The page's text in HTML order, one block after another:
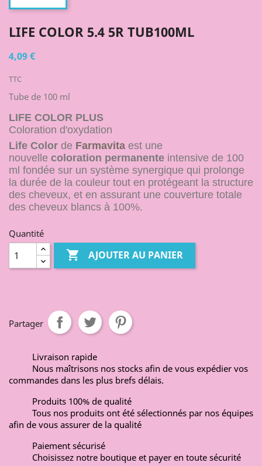
LIFE COLOR 5.4 5R TUB100ML
4,09 €
TTC
Tube de 100 ml
LIFE COLOR PLUS
Coloration d'oxydation
Life Color de Farmavita est une
nouvelle coloration permanente intensive de 100
ml fondée sur un système synergique qui prolonge
la durée de la couleur tout en protégeant la structure
des cheveux, et en assurant une couverture totale
des cheveux blancs à 100%.
Quantité
 AJOUTER AU PANIER
Partager
Livraison rapide
Nous maîtrisons nos stocks afin de vous expédier vos
commandes dans les plus brefs délais.
Produits 100% de qualité
Tous nos produits ont été sélectionnés par nos équipes
afin de vous assurer de la qualité
Paiement sécurisé
Choisissez notre boutique et payer en toute sécurité